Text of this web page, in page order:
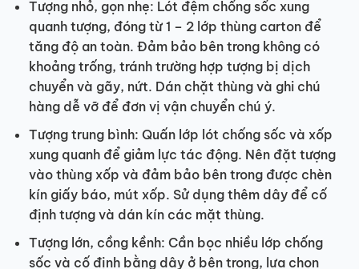
Tượng nhỏ, gọn nhẹ: Lót đệm chống sốc xung
quanh tượng, đóng từ 1 – 2 lớp thùng carton để
tăng độ an toàn. Đảm bảo bên trong không có
khoảng trống, tránh trường hợp tượng bị dịch
chuyển và gãy, nứt. Dán chặt thùng và ghi chú
hàng dễ vỡ để đơn vị vận chuyển chú ý.
Tượng trung bình: Quấn lớp lót chống sốc và xốp
xung quanh để giảm lực tác động. Nên đặt tượng
vào thùng xốp và đảm bảo bên trong được chèn
kín giấy báo, mút xốp. Sử dụng thêm dây để cố
định tượng và dán kín các mặt thùng.
Tượng lớn, cồng kềnh: Cần bọc nhiều lớp chống
sốc và cố định bằng dây ở bên trong, lựa chọn